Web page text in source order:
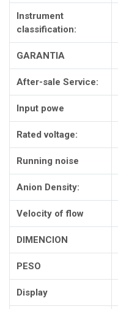
Instrument
classification:
GARANTIA
After-sale Service:
Input powe
Rated voltage:
Running noise
Anion Density:
Velocity of flow
DIMENCION
PESO
Display